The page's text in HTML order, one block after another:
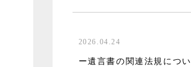
2026.04.24
ー遺言書の関連法規につい